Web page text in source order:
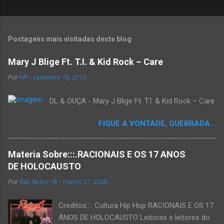
Postagens mais visitadas deste blog
Mary J Blige Ft. T.I. & Kid Rock – Care
PorNP -setembro 10, 2010
DL & OUÇA - Mary J Blige Ft. T.I. & Kid Rock – Care
FIQUE A VONTADE, QUEBRADA...
Materia Sobre:::.RACIONAIS E OS 17 ANOS
DE HOLOCAUSTO
PorRap News--® -março 27, 2008
Creditos:::: Cultura Hip Hop RACIONAIS E OS 17
ANOS DE HOLOCAUSTO Leitoras e leitores do